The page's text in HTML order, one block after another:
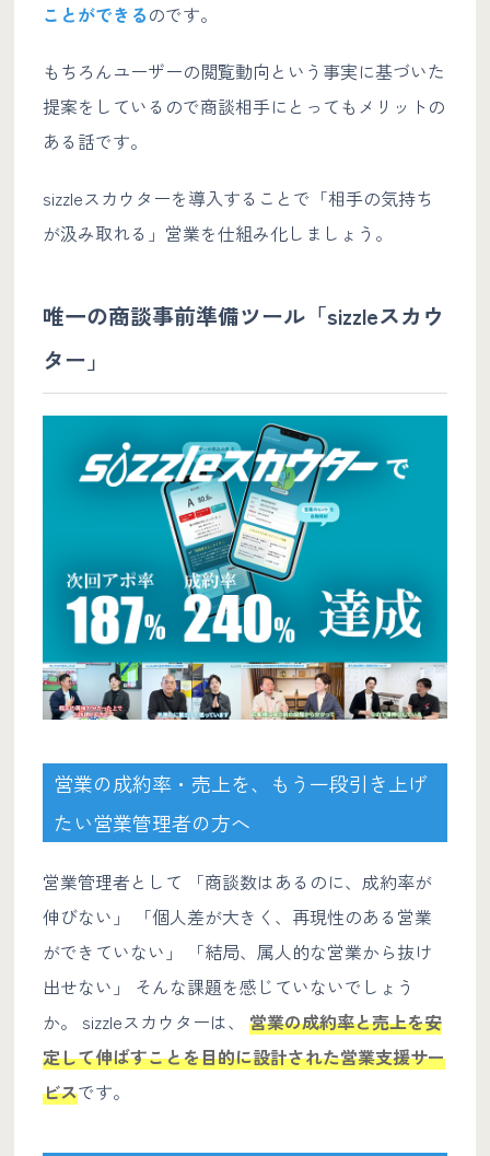
ことができるのです。
もちろんユーザーの閲覧動向という事実に基づいた
提案をしているので商談相手にとってもメリットの
ある話です。
sizzleスカウターを導入することで「相手の気持ち
が汲み取れる」営業を仕組み化しましょう。
唯一の商談事前準備ツール「sizzleスカウ
ター」
営業の成約率・売上を、もう一段引き上げ
たい営業管理者の方へ
営業管理者として 「商談数はあるのに、成約率が
伸びない」 「個人差が大きく、再現性のある営業
ができていない」 「結局、属人的な営業から抜け
出せない」 そんな課題を感じていないでしょう
か。 sizzleスカウターは、 営業の成約率と売上を安
定して伸ばすことを目的に設計された営業支援サー
ビスです。